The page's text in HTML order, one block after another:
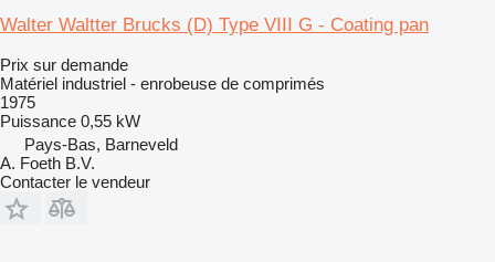
Walter Waltter Brucks (D) Type VIII G - Coating pan
Prix sur demande
Matériel industriel - enrobeuse de comprimés
1975
Puissance 0,55 kW
Pays-Bas, Barneveld
A. Foeth B.V.
Contacter le vendeur